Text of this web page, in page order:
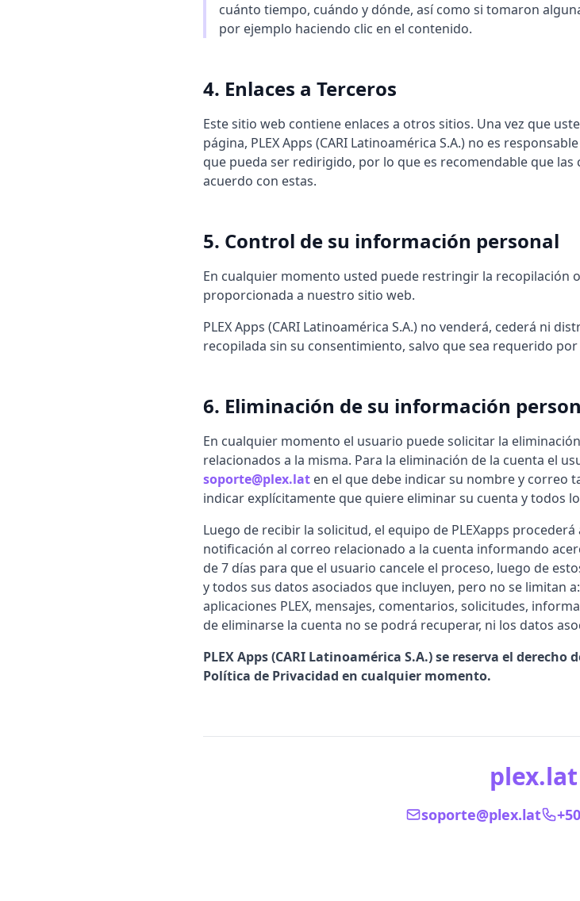
cuánto tiempo, cuándo y dónde, así como si tomaron
por ejemplo haciendo clic en el contenido.
4. Enlaces a Terceros
Este sitio web contiene enlaces a otros sitios. Una vez que
página, PLEX Apps (CARI Latinoamérica S.A.) no es
que pueda ser redirigido, por lo que es recomendable que
acuerdo con estas.
5. Control de su información personal
En cualquier momento usted puede restringir la recopilación
proporcionada a nuestro sitio web.
PLEX Apps (CARI Latinoamérica S.A.) no venderá, cederá ni
recopilada sin su consentimiento, salvo que sea requerido
6. Eliminación de su información
En cualquier momento el usuario puede solicitar la
relacionados a la misma. Para la eliminación de la cuenta el
soporte@plex.lat en el que debe indicar su nombre y correo
indicar explícitamente que quiere eliminar su cuenta y todos
Luego de recibir la solicitud, el equipo de PLEXapps
notificación al correo relacionado a la cuenta informando
de 7 días para que el usuario cancele el proceso, luego de
y todos sus datos asociados que incluyen, pero no se limitan
aplicaciones PLEX, mensajes, comentarios, solicitudes,
de eliminarse la cuenta no se podrá recuperar, ni los datos
PLEX Apps (CARI Latinoamérica S.A.) se reserva el
Política de Privacidad en cualquier momento.
plex.lat
soporte@plex.lat